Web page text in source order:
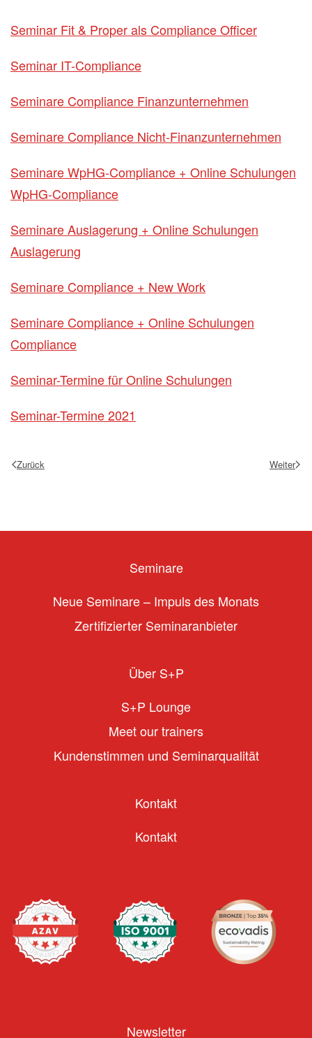
Seminar Fit & Proper als Compliance Officer
Seminar IT-Compliance
Seminare Compliance Finanzunternehmen
Seminare Compliance Nicht-Finanzunternehmen
Seminare WpHG-Compliance + Online Schulungen
WpHG-Compliance
Seminare Auslagerung + Online Schulungen
Auslagerung
Seminare Compliance + New Work
Seminare Compliance + Online Schulungen
Compliance
Seminar-Termine für Online Schulungen
Seminar-Termine 2021
Zurück Weiter
Seminare
Neue Seminare – Impuls des Monats
Zertifizierter Seminaranbieter
Über S+P
S+P Lounge
Meet our trainers
Kundenstimmen und Seminarqualität
Kontakt
Kontakt
Newsletter